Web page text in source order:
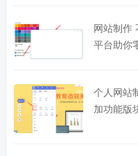
网站制作
平台助你
个人网站
加功能版